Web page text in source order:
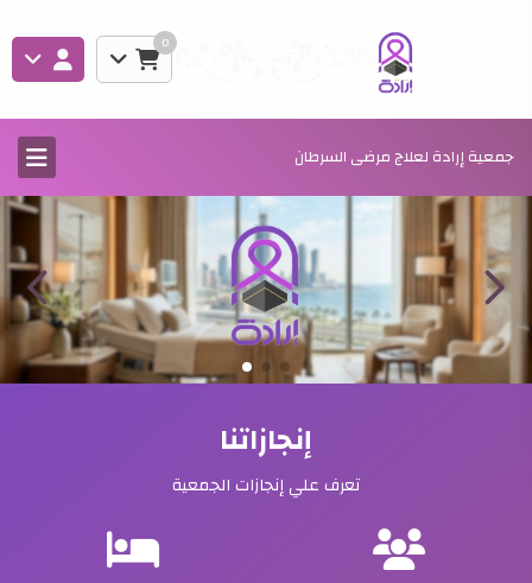
0
جمعية إرادة لعلاج مرضى السرطان
إنجازاتنا
تعرف علي إنجازات الجمعية